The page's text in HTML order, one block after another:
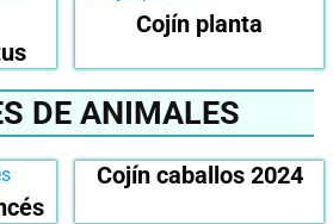
Cojín planta
DE ANIMALES
Cojín caballos 2024